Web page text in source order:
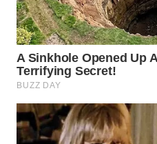
WN
KUNINGAN
WN
MAJALENGKA
WN
SUBANG